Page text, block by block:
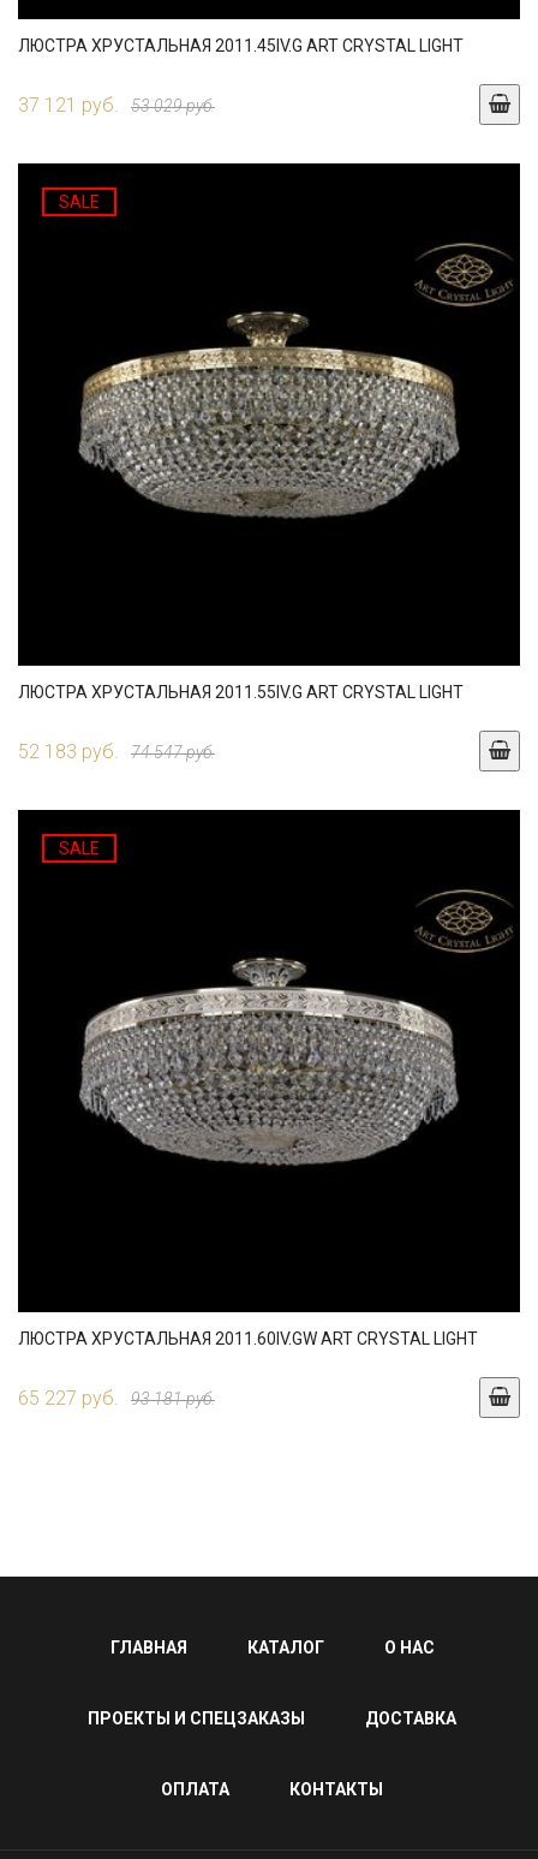
ЛЮСТРА ХРУСТАЛЬНАЯ 2011.45IV.G ART CRYSTAL LIGHT
37 121 руб. 53 029 руб.
SALE
ЛЮСТРА ХРУСТАЛЬНАЯ 2011.55IV.G ART CRYSTAL LIGHT
52 183 руб. 74 547 руб.
SALE
ЛЮСТРА ХРУСТАЛЬНАЯ 2011.60IV.GW ART CRYSTAL LIGHT
65 227 руб. 93 181 руб.
ГЛАВНАЯ КАТАЛОГ О НАС
ПРОЕКТЫ И СПЕЦЗАКАЗЫ ДОСТАВКА
ОПЛАТА КОНТАКТЫ